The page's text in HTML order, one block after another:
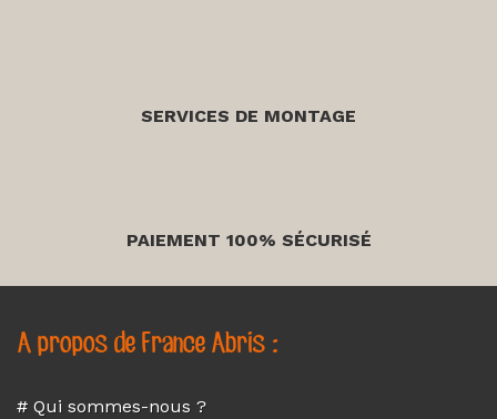
SERVICES DE MONTAGE
PAIEMENT 100% SÉCURISÉ
A propos de France Abris :
# Qui sommes-nous ?